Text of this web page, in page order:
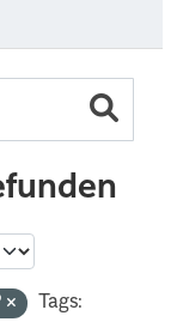
Tags: